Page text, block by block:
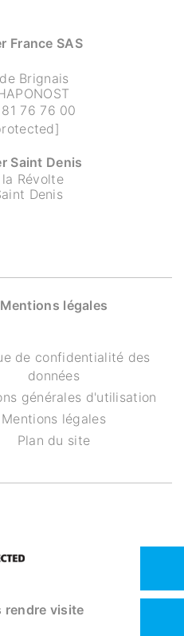
France SAS
Brignais
76 76 00
Saint Denis
Révolte
Denis
Mentions légales
de confidentialité des
données
générales d'utilisation
Mentions légales
Plan du site
rendre visite